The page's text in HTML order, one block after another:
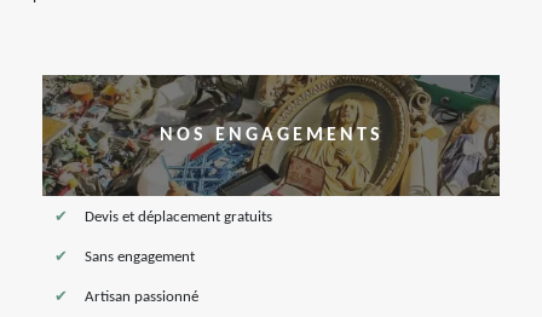
NOS ENGAGEMENTS
Devis et déplacement gratuits
Sans engagement
Artisan passionné